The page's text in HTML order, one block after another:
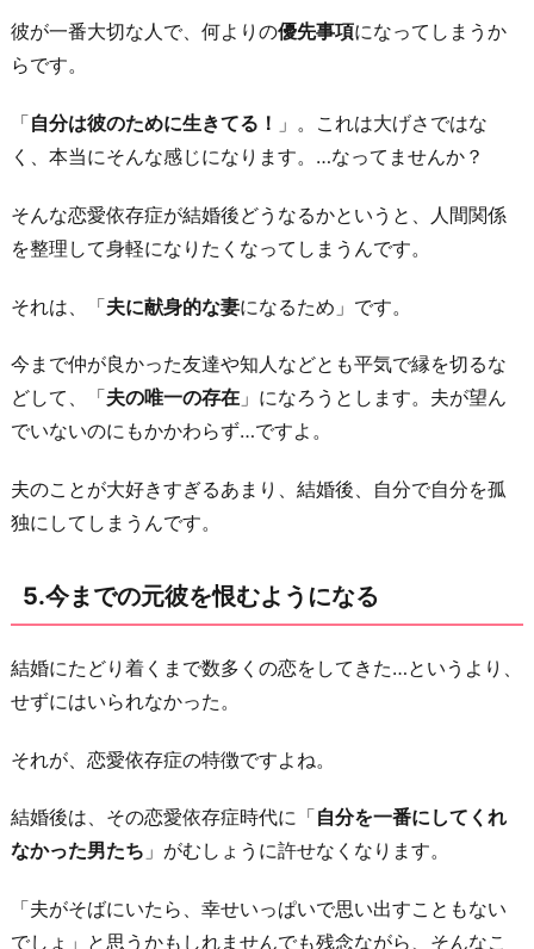
彼が一番大切な人で、何よりの優先事項になってしまうか
らです。
「自分は彼のために生きてる！ 」。これは大げさではな
く、本当にそんな感じになります。…なってませんか？
そんな恋愛依存症が結婚後どうなるかというと、人間関係
を整理して身軽になりたくなってしまうんです。
それは、「夫に献身的な妻になるため」です。
今まで仲が良かった友達や知人などとも平気で縁を切るな
どして、「夫の唯一の存在 」になろうとします。夫が望ん
でいないのにもかかわらず…ですよ。
夫のことが大好きすぎるあまり、結婚後、自分で自分を孤
独にしてしまうんです。
5.今までの元彼を恨むようになる
結婚にたどり着くまで数多くの恋をしてきた…というより、
せずにはいられなかった。
それが、恋愛依存症の特徴ですよね。
結婚後は、その恋愛依存症時代に「自分を一番にしてくれ
なかった男たち 」がむしょうに許せなくなります。
「夫がそばにいたら、幸せいっぱいで思い出すこともない
でしょ」と思うかもしれませんでも残念ながら、そんなこ